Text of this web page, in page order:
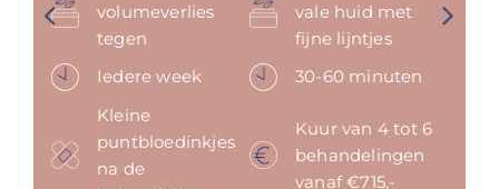
volumeverlies
tegen
vale huid met
fijne lijntjes
Iedere week
30-60 minuten
Kleine
puntbloedinkjes
na de
Kuur van 4 tot 6
behandelingen
vanaf €715,-